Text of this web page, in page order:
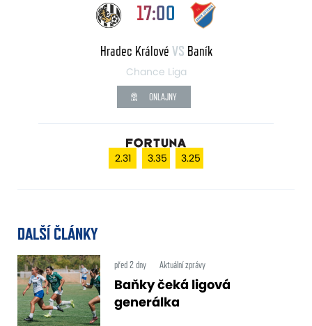
17:00
Hradec Králové VS Baník
Chance Liga
ONLAJNY
2.31 3.35 3.25
DALŠÍ ČLÁNKY
před 2 dny Aktuální zprávy
Baňky čeká ligová
generálka